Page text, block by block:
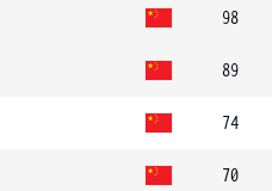
98
89
74
70